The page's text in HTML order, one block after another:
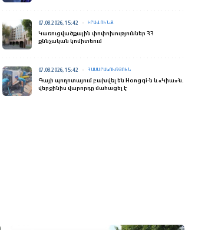
07.08.2026, 15:42 ԻՐԱՎՈՒՆՔ
Կառուցվածքային փոփոխություններ ՀՀ
քննչական կոմիտեում
07.08.2026, 15:42 ՀԱՍԱՐԱԿՈՒԹՅՈՒՆ
Գայի պողոտայում բախվել են Hongqi-ն և «Կիա»-ն.
վերջինիս վարորդը մահացել է